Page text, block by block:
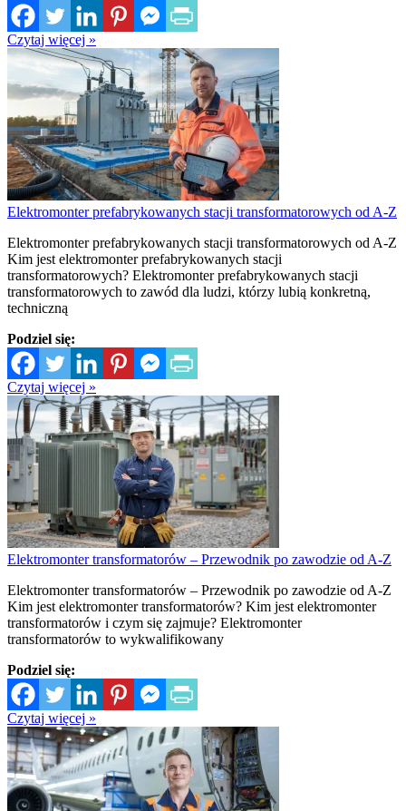
Czytaj więcej »
Elektromonter prefabrykowanych stacji transformatorowych od A-Z
Elektromonter prefabrykowanych stacji transformatorowych od A-Z
Kim jest elektromonter prefabrykowanych stacji
transformatorowych? Elektromonter prefabrykowanych stacji
transformatorowych to zawód dla ludzi, którzy lubią konkretną,
techniczną
Podziel się:
Czytaj więcej »
Elektromonter transformatorów – Przewodnik po zawodzie od A-Z
Elektromonter transformatorów – Przewodnik po zawodzie od A-Z
Kim jest elektromonter transformatorów? Kim jest elektromonter
transformatorów i czym się zajmuje? Elektromonter
transformatorów to wykwalifikowany
Podziel się:
Czytaj więcej »